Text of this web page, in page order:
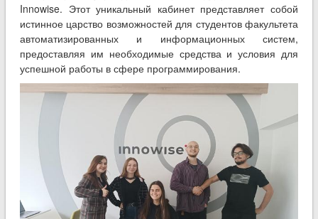
Innowise. Этот уникальный кабинет представляет собой
истинное царство возможностей для студентов факультета
автоматизированных и информационных систем,
предоставляя им необходимые средства и условия для
успешной работы в сфере программирования.